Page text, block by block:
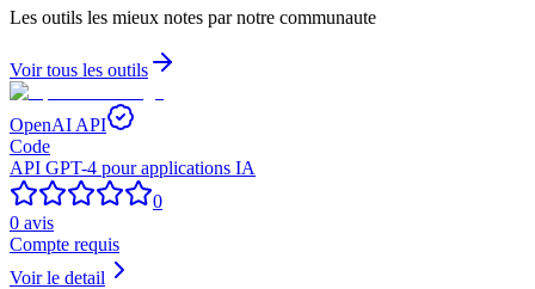
Les outils les mieux notes par notre communaute
Voir tous les outils
OpenAI API
Code
API GPT-4 pour applications IA
0
0 avis
Compte requis
Voir le detail